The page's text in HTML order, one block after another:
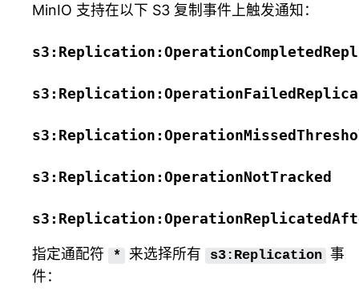
MinIO 支持在以下 S3 复制事件上触发通知：
s3:Replication:OperationNotTracked
指定通配符 * 来选择所有 s3:Replication 事
件：